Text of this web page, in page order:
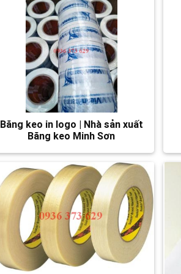
Băng keo in logo | Nhà sản xuất
Băng keo Minh Sơn